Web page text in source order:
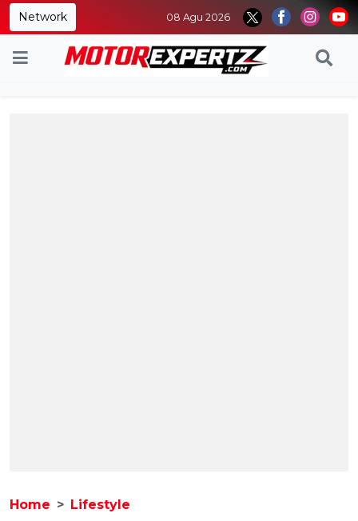
Network 08 Agu 2026
Home Lifestyle